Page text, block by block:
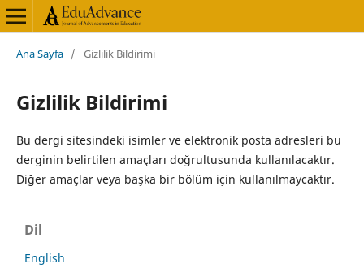
Ana Sayfa / Gizlilik Bildirimi
Gizlilik Bildirimi
Bu dergi sitesindeki isimler ve elektronik posta adresleri bu
derginin belirtilen amaçları doğrultusunda kullanılacaktır.
Diğer amaçlar veya başka bir bölüm için kullanılmaycaktır.
Dil
English